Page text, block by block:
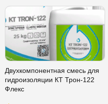
Двухкомпонентная смесь для
гидроизоляции КТ Трон-122
Флекс